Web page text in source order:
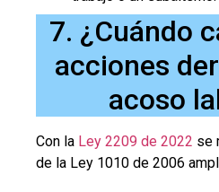
7. ¿Cuándo
acciones
acoso
Con la Ley 2209 de 2022 se
de la Ley 1010 de 2006